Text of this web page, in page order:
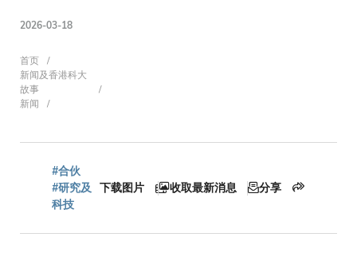
2026-03-18
面
包
屑
首页
新闻及香港科大
故事
新闻
#合伙
#研究及
科技
下载图片 收取最新消息 分享